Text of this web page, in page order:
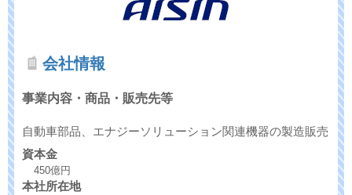
会社情報
事業内容・商品・販売先等
自動車部品、エナジーソリューション関連機器の製造販売
資本金
450億円
本社所在地